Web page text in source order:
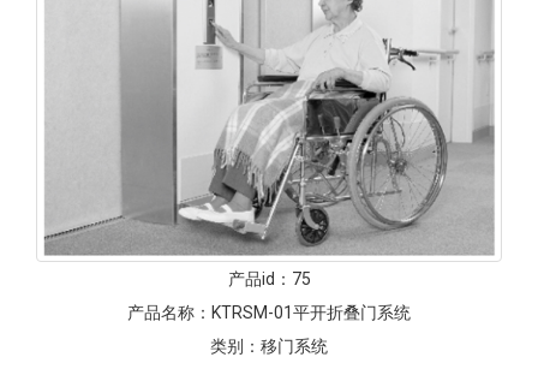
产品id： 75
产品名称： KTRSM-01平开折叠门系统
类别： 移门系统